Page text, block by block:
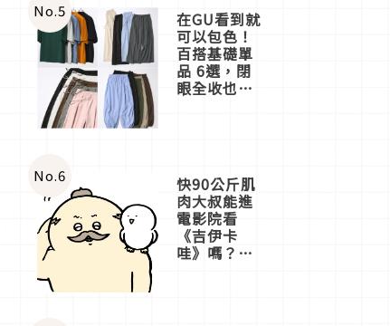
No.5 在GU看到就
可以包色！
百搭基礎單
品 6選，閉
眼全收也不
No.6 快90公斤肌
肉大叔能進
電影院看
《吉伊卡
哇》嗎？日